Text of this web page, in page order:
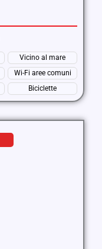
Vicino al mare
Wi-Fi aree comuni
Biciclette